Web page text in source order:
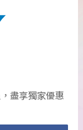
盡享獨家優惠